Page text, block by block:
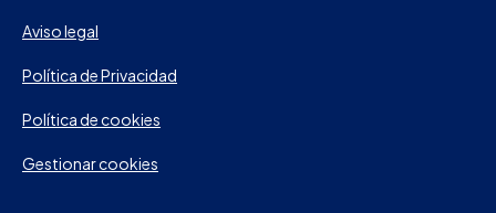
Aviso legal
Política de Privacidad
Política de cookies
Gestionar cookies